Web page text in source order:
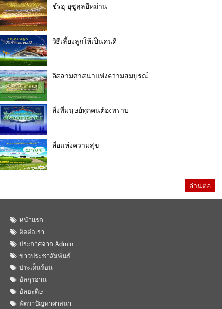
ชัรฮุ อุซูลุลอีหม่าน
วิธีเลี้ยงลูกให้เป็นคนดี
อิสลามศาสนาแห่งความสมบูรณ์
สิ่งที่มนุษย์ทุกคนต้องทราบ
สื่อแห่งความสุข
อ่านต่อ
หน้าแรก
ติดต่อเรา
ประกาศจาก Admin
ข่าวประชาสัมพันธ์
ประเด็นร้อน
อัลกุรอ่าน
อัลฮะดิษ
ฟัตวาปัญหาศาสนา